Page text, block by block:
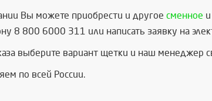
Вы можете приобрести и другое сменное и
8 800 6000 311 или написать заявку на
выберите вариант щетки и наш менеджер
по всей России.